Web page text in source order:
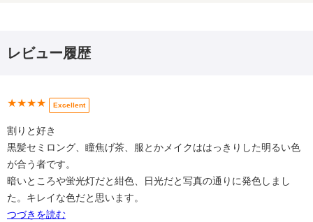
レビュー履歴
★★★★ Excellent
割りと好き
黒髪セミロング、瞳焦げ茶、服とかメイクははっきりした明るい色
が合う者です。
暗いところや蛍光灯だと紺色、日光だと写真の通りに発色しまし
た。キレイな色だと思います。
つづきを読む